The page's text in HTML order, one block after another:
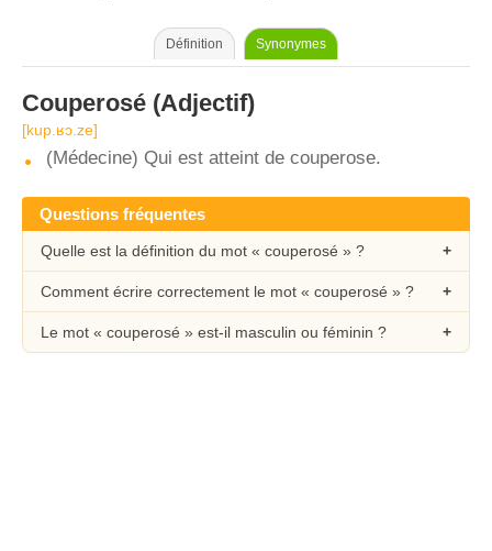
Définition Synonymes
Couperosé (Adjectif)
[kup.ʁɔ.ze]
(Médecine) Qui est atteint de couperose.
Questions fréquentes
Quelle est la définition du mot « couperosé » ?
Comment écrire correctement le mot « couperosé » ?
Le mot « couperosé » est-il masculin ou féminin ?